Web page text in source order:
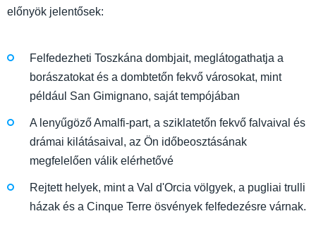
előnyök jelentősek:
Felfedezheti Toszkána dombjait, meglátogathatja a
borászatokat és a dombtetőn fekvő városokat, mint
például San Gimignano, saját tempójában
A lenyűgöző Amalfi-part, a sziklatetőn fekvő falvaival és
drámai kilátásaival, az Ön időbeosztásának
megfelelően válik elérhetővé
Rejtett helyek, mint a Val d'Orcia völgyek, a pugliai trulli
házak és a Cinque Terre ösvények felfedezésre várnak.